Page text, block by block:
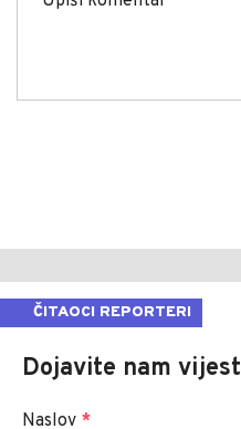
ČITAOCI REPORTERI
Dojavite nam vijest
Naslov *